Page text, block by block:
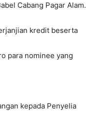
Cabang Pagar Alam.
kredit beserta
para nominee yang
kepada Penyelia